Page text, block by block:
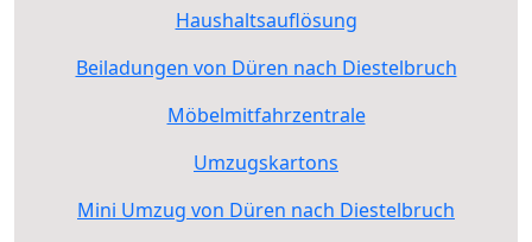
Haushaltsauflösung
Beiladungen von Düren nach Diestelbruch
Möbelmitfahrzentrale
Umzugskartons
Mini Umzug von Düren nach Diestelbruch